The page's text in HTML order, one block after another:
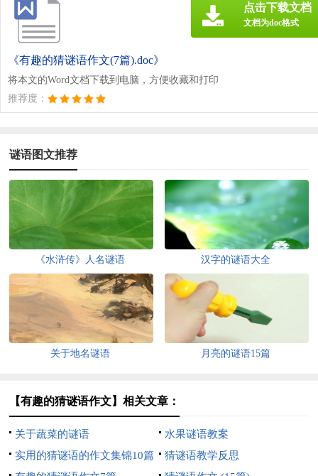
《有趣的猜谜语作文(7篇).doc》
将本文的Word文档下载到电脑，方便收藏和打印
推荐度：
点击下载文档
文档为doc格式
谜语图文推荐
《水浒传》人名谜语 汉字的谜语大全
关于地名谜语 月亮的谜语15篇
【有趣的猜谜语作文】相关文章：
关于蔬菜的谜语
水果谜语教案
实用的猜谜语的作文集锦10篇
猜谜语教学反思